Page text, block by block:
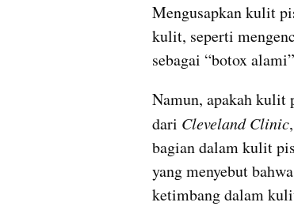
Mengusapkan kulit
kulit, seperti
sebagai “botox
Namun, apakah kulit
dari Cleveland Clinic
bagian dalam kulit
yang menyebut
ketimbang dalam